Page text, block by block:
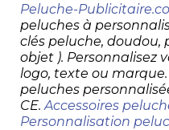
Peluche-
peluches à
clés peluche, doudou,
objet ). Personnalisez
logo, texte ou
peluches
CE. Accessoires
Personnalisation